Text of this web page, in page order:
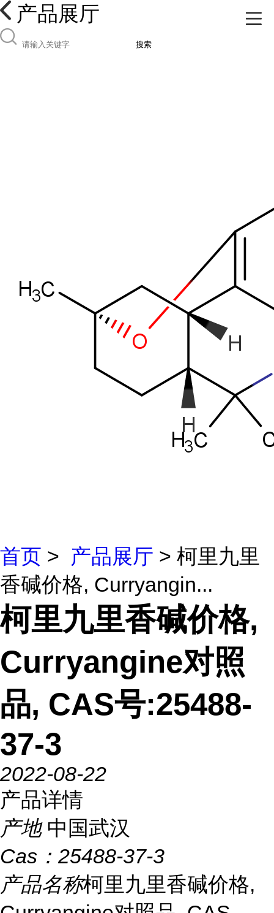
产品展厅
搜索
首页 > 产品展厅 > 柯里九里
香碱价格, Curryangin...
柯里九里香碱价格,
Curryangine对照
品, CAS号:25488-
37-3
2022-08-22
产品详情
产地 中国武汉
Cas： 25488-37-3
产品名称柯里九里香碱价格,